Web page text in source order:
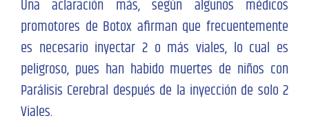
Una aclaración más, según algunos médicos
promotores de Botox afirman que frecuentemente
es necesario inyectar 2 o más viales, lo cual es
peligroso, pues han habido muertes de niños con
Parálisis Cerebral después de la inyección de solo 2
Viales.